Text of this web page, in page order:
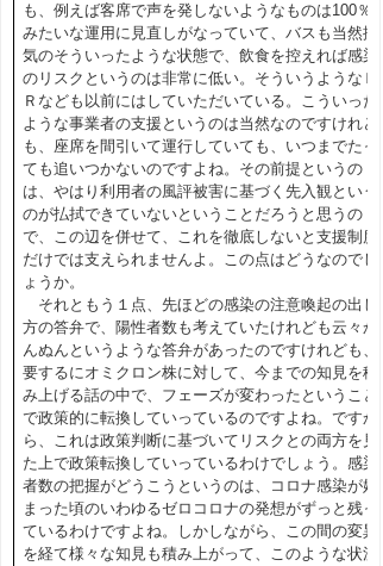
も、例えば客席で声を発しないようなものは100％
みたいな運用に見直しがなっていて、バスも当然換
気のそういったような状態で、飲食を控えれば感染
のリスクというのは非常に低い。そういうようなＰ
Ｒなども以前にはしていただいている。こういった
ような事業者の支援というのは当然なのですけれど
も、座席を間引いて運行していても、いつまでたっ
ても追いつかないのですよね。その前提というの
は、やはり利用者の風評被害に基づく先入観という
のが払拭できていないということだろうと思うの
で、この辺を併せて、これを徹底しないと支援制度
だけでは支えられませんよ。この点はどうなのでし
ょうか。
それともう１点、先ほどの感染の注意喚起の出し
方の答弁で、陽性者数も考えていたけれども云々か
んぬんというような答弁があったのですけれども、
要するにオミクロン株に対して、今までの知見を積
み上げる話の中で、フェーズが変わったということ
で政策的に転換していっているのですよね。ですか
ら、これは政策判断に基づいてリスクとの両方を見
た上で政策転換していっているわけでしょう。感染
者数の把握がどうこうというのは、コロナ感染が始
まった頃のいわゆるゼロコロナの発想がずっと残っ
ているわけですよね。しかしながら、この間の変異
を経て様々な知見も積み上がって、このような状況